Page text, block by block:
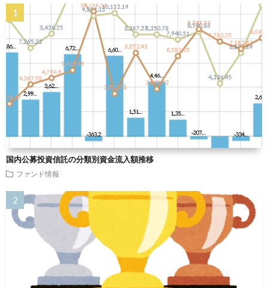
国内公募投資信託の分類別資金流入額推移
ファンド情報